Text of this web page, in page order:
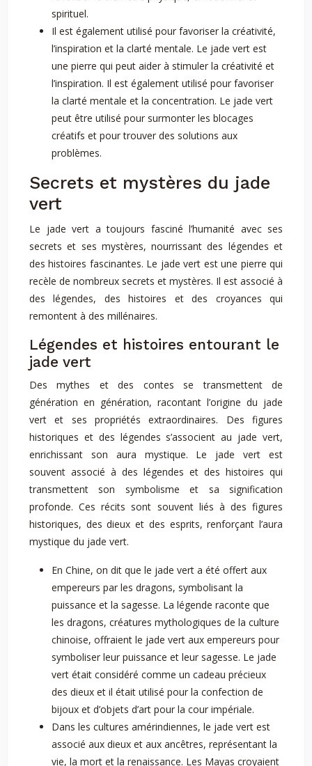
spirituel.
Il est également utilisé pour favoriser la créativité,
l’inspiration et la clarté mentale. Le jade vert est
une pierre qui peut aider à stimuler la créativité et
l’inspiration. Il est également utilisé pour favoriser
la clarté mentale et la concentration. Le jade vert
peut être utilisé pour surmonter les blocages
créatifs et pour trouver des solutions aux
problèmes.
Secrets et mystères du jade
vert
Le jade vert a toujours fasciné l’humanité avec ses
secrets et ses mystères, nourrissant des légendes et
des histoires fascinantes. Le jade vert est une pierre qui
recèle de nombreux secrets et mystères. Il est associé à
des légendes, des histoires et des croyances qui
remontent à des millénaires.
Légendes et histoires entourant le
jade vert
Des mythes et des contes se transmettent de
génération en génération, racontant l’origine du jade
vert et ses propriétés extraordinaires. Des figures
historiques et des légendes s’associent au jade vert,
enrichissant son aura mystique. Le jade vert est
souvent associé à des légendes et des histoires qui
transmettent son symbolisme et sa signification
profonde. Ces récits sont souvent liés à des figures
historiques, des dieux et des esprits, renforçant l’aura
mystique du jade vert.
En Chine, on dit que le jade vert a été offert aux
empereurs par les dragons, symbolisant la
puissance et la sagesse. La légende raconte que
les dragons, créatures mythologiques de la culture
chinoise, offraient le jade vert aux empereurs pour
symboliser leur puissance et leur sagesse. Le jade
vert était considéré comme un cadeau précieux
des dieux et il était utilisé pour la confection de
bijoux et d’objets d’art pour la cour impériale.
Dans les cultures amérindiennes, le jade vert est
associé aux dieux et aux ancêtres, représentant la
vie, la mort et la renaissance. Les Mayas croyaient